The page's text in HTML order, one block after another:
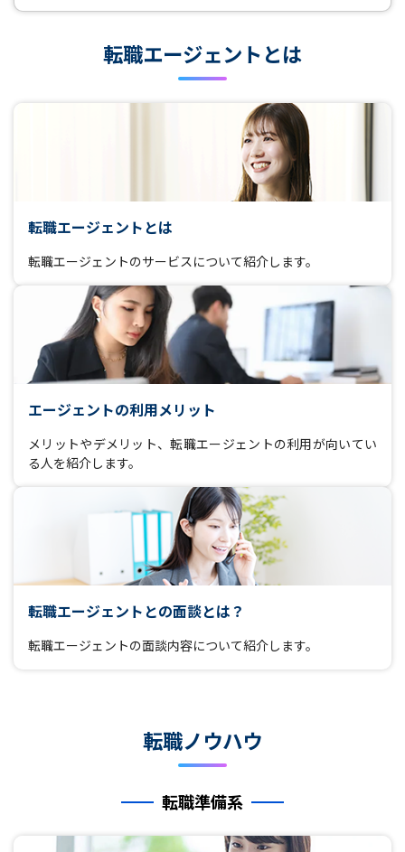
転職エージェントとは
転職エージェントとは
転職エージェントのサービスについて紹介します。
エージェントの利用メリット
メリットやデメリット、転職エージェントの利用が向いてい
る人を紹介します。
転職エージェントとの面談とは？
転職エージェントの面談内容について紹介します。
転職ノウハウ
転職準備系